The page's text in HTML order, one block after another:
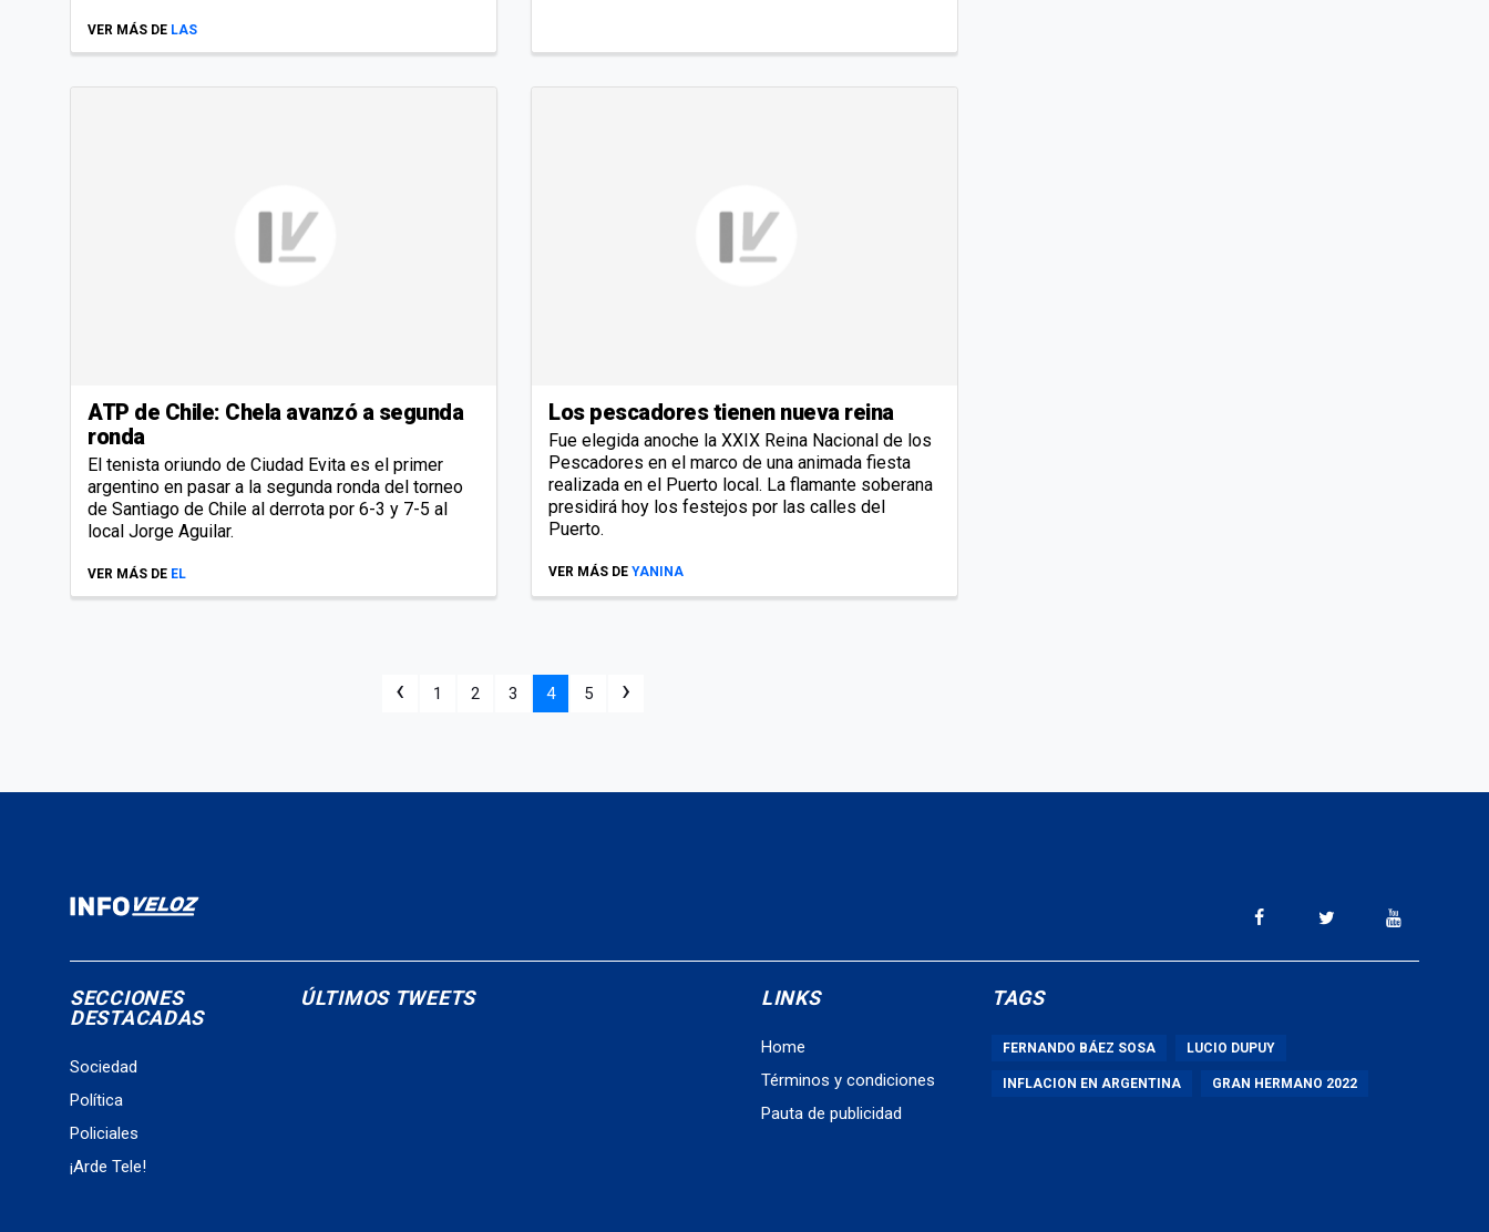
VER MÁS DE LAS
ATP de Chile: Chela avanzó a segunda
ronda
El tenista oriundo de Ciudad Evita es el primer
argentino en pasar a la segunda ronda del torneo
de Santiago de Chile al derrota por 6-3 y 7-5 al
local Jorge Aguilar.
VER MÁS DE EL
Los pescadores tienen nueva reina
Fue elegida anoche la XXIX Reina Nacional de los
Pescadores en el marco de una animada fiesta
realizada en el Puerto local. La flamante soberana
presidirá hoy los festejos por las calles del
Puerto.
VER MÁS DE YANINA
‹ 1 2 3 4 5 ›
SECCIONES
DESTACADAS
Sociedad
Política
Policiales
¡Arde Tele!
ÚLTIMOS TWEETS LINKS
Home
Términos y condiciones
Pauta de publicidad
TAGS
FERNANDO BÁEZ SOSA LUCIO DUPUY
INFLACION EN ARGENTINA GRAN HERMANO 2022